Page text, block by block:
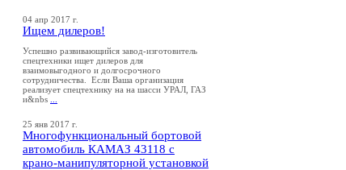
04 апр 2017 г.
Ищем дилеров!
Успешно развивающийся завод-изготовитель
спецтехники ищет дилеров для
взаимовыгодного и долгосрочного
сотрудничества. Если Ваша организация
реализует спецтехнику на на шасси УРАЛ, ГАЗ
и&nbs
25 янв 2017 г.
Многофункциональный бортовой
автомобиль КАМАЗ 43118 с
крано-манипуляторной установкой